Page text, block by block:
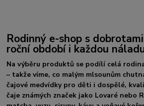
Rodinný e-shop s
roční období i každou
Na výběru produktů se podílí celá
– takže víme, co malým mlsounům
čajové medvídky pro děti i dospělé,
čaje známých značek jako Lovaré nebo